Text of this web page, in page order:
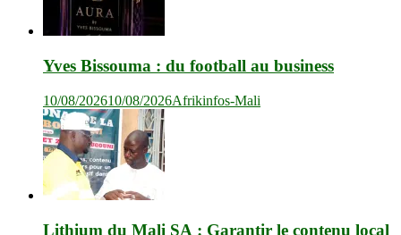
Yves Bissouma : du football au business
10/08/202610/08/2026Afrikinfos-Mali
Lithium du Mali SA : Garantir le contenu local